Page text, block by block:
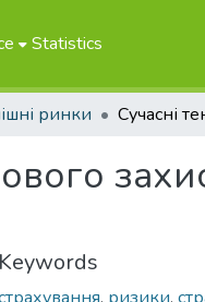
Statistics
ринки
Keywords